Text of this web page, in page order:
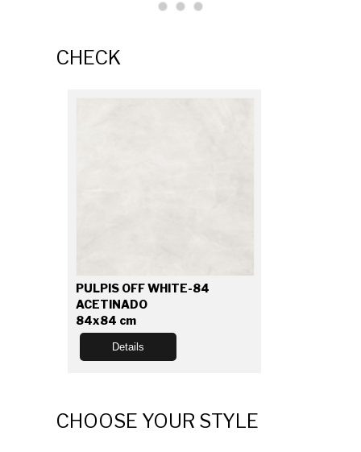
CHECK
PULPIS OFF WHITE-84
ACETINADO
84x84 cm
Details
CHOOSE YOUR STYLE